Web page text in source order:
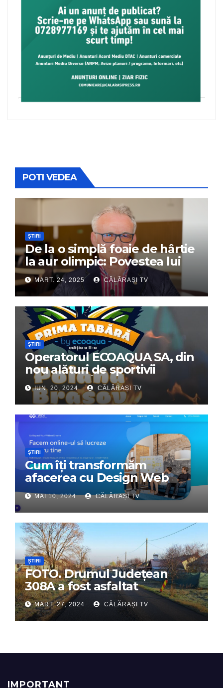
POTI VEDEA
ȘTIRI
De la o simplă foaie de hârtie
la aur olimpic: Povestea lui
Dumitru Chirilă
MART. 24, 2025 CĂLĂRAȘI TV
ȘTIRI
Operatorul ECOAQUA SA, din
nou alături de sportivii
călărășeni. Începe „Prima
Tabără”!
IUN. 20, 2024 CĂLĂRAȘI TV
ȘTIRI
Cum îți transformăm
afacerea cu Design Web
Interactiv – Partenerul tău
digital de încredere
MAI 10, 2024 CĂLĂRAȘI TV
ȘTIRI
FOTO. Drumul Județean
308A a fost asfaltat
MART. 27, 2024 CĂLĂRAȘI TV
IMPORTANT